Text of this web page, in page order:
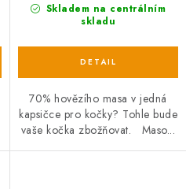
Skladem na centrálním
skladu
70% hovězího masa v jedná
kapsičce pro kočky? Tohle bude
vaše kočka zbožňovat. Maso...